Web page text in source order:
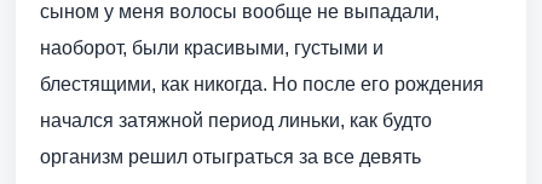
сыном у меня волосы вообще не выпадали,
наоборот, были красивыми, густыми и
блестящими, как никогда. Но после его рождения
начался затяжной период линьки, как будто
организм решил отыграться за все девять